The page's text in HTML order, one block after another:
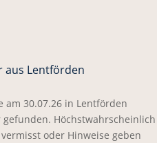
aus Lentförden
am 30.07.26 in Lentförden
Höchstwahrscheinlich
oder Hinweise geben